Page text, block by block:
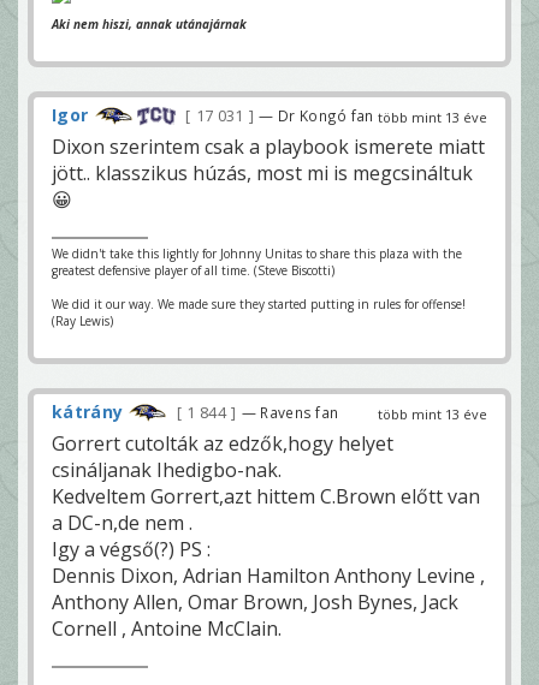
Aki nem hiszi, annak utánajárnak
több mint 13 éve
Igor 17 031 — Dr Kongó fan
Dixon szerintem csak a playbook ismerete miatt
jött.. klasszikus húzás, most mi is megcsináltuk
😀
We didn't take this lightly for Johnny Unitas to share this plaza with the
greatest defensive player of all time. (Steve Biscotti)
We did it our way. We made sure they started putting in rules for offense!
(Ray Lewis)
több mint 13 éve
kátrány 1 844 — Ravens fan
Gorrert cutolták az edzők,hogy helyet
csináljanak Ihedigbo-nak.
Kedveltem Gorrert,azt hittem C.Brown előtt van
a DC-n,de nem .
Igy a végső(?) PS :
Dennis Dixon, Adrian Hamilton Anthony Levine ,
Anthony Allen, Omar Brown, Josh Bynes, Jack
Cornell , Antoine McClain.